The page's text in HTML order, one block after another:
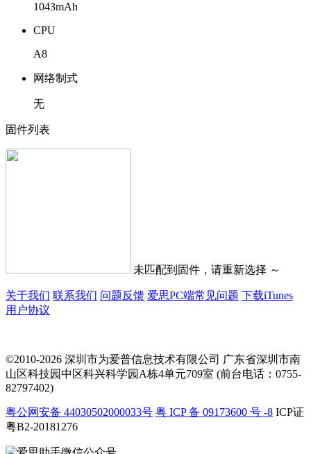
1043mAh
CPU
A8
网络制式
无
固件列表
未匹配到固件，请重新选择 ～
关于我们 联系我们 问题反馈 爱思PC端常见问题 下载iTunes
用户协议
©2010-2026 深圳市为爱普信息技术有限公司 广东省深圳市南
山区科技园中区科兴科学园A栋4单元709室 (前台电话：0755-
82797402)
粤公网安备 44030502000033号 粤 ICP 备 09173600 号 -8 ICP证
粤B2-20181276